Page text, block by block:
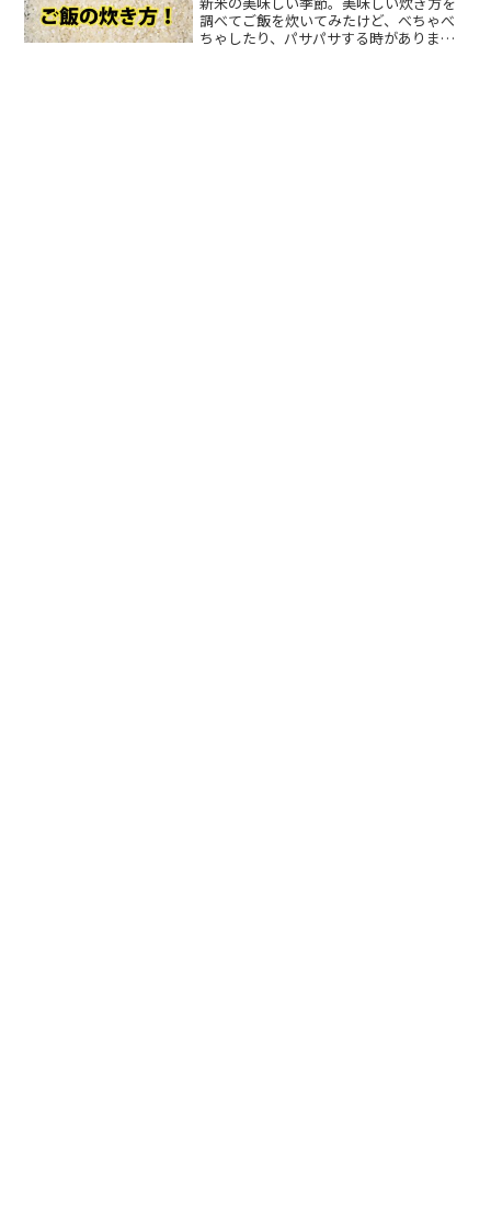
調べてご飯を炊いてみたけど、べちゃべ
ちゃしたり、パサパサする時がありま